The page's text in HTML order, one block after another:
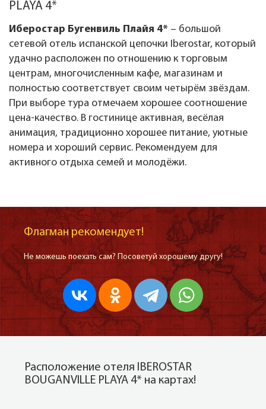
PLAYA 4*
Иберостар Бугенвиль Плайя 4* – большой
сетевой отель испанской цепочки Iberostar, который
удачно расположен по отношению к торговым
центрам, многочисленным кафе, магазинам и
полностью соответствует своим четырём звёздам.
При выборе тура отмечаем хорошее соотношение
цена-качество. В гостинице активная, весёлая
анимация, традиционно хорошее питание, уютные
номера и хороший сервис. Рекомендуем для
активного отдыха семей и молодёжи.
Флагман рекомендует!
Не можешь поехать сам? Посоветуй хорошему другу!
Расположение отеля IBEROSTAR
BOUGANVILLE PLAYA 4* на картах!